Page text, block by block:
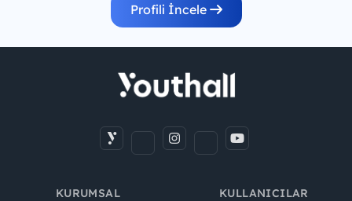
Profili İncele
KURUMSAL KULLANICILAR